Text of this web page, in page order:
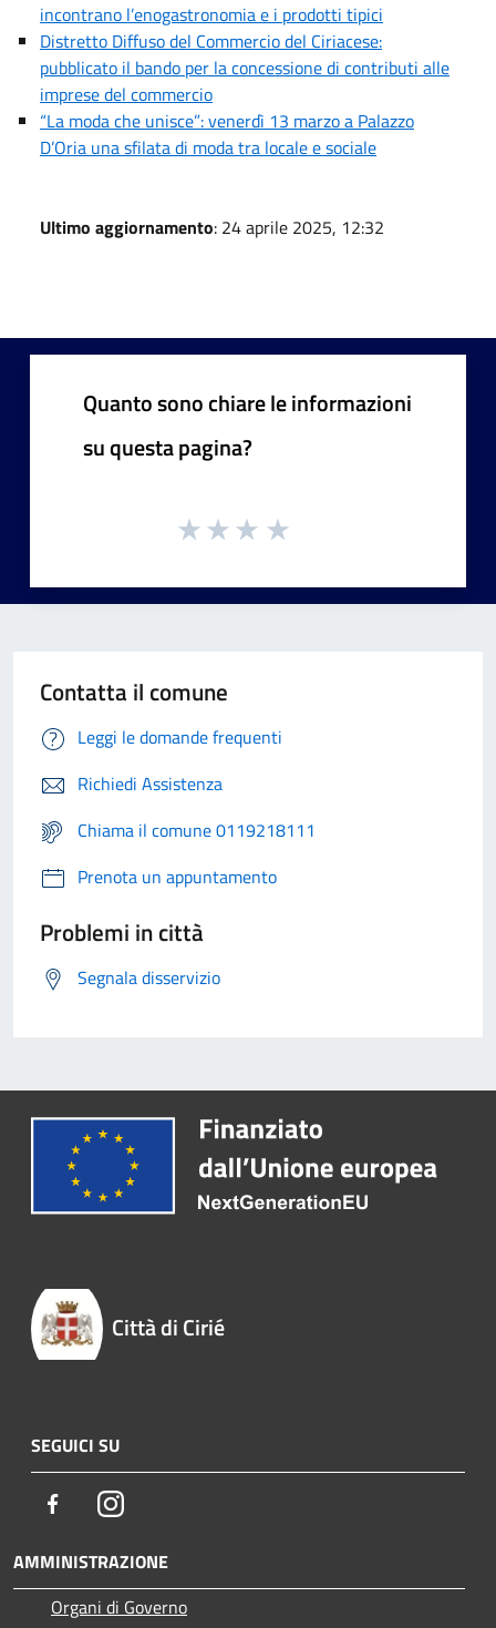
incontrano l’enogastronomia e i prodotti tipici
Distretto Diffuso del Commercio del Ciriacese:
pubblicato il bando per la concessione di contributi alle
imprese del commercio
“La moda che unisce”: venerdì 13 marzo a Palazzo
D’Oria una sfilata di moda tra locale e sociale
Ultimo aggiornamento: 24 aprile 2025, 12:32
Quanto sono chiare le informazioni
su questa pagina?
Contatta il comune
Leggi le domande frequenti
Richiedi Assistenza
Chiama il comune 0119218111
Prenota un appuntamento
Problemi in città
Segnala disservizio
Città di Cirié
SEGUICI SU
FacebookInstagram
AMMINISTRAZIONE
Organi di Governo